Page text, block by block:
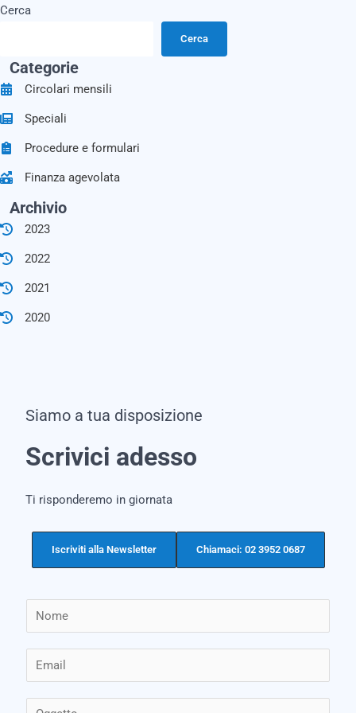
Cerca
Cerca
Categorie
Circolari mensili
Speciali
Procedure e formulari
Finanza agevolata
Archivio
2023
2022
2021
2020
Siamo a tua disposizione
Scrivici adesso
Ti risponderemo in giornata
Iscriviti alla Newsletter Chiamaci: 02 3952 0687
o
m
*
m
a